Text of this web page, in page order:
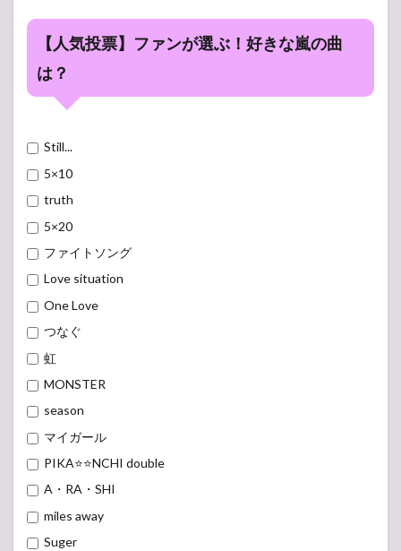
【人気投票】ファンが選ぶ！好きな嵐の曲
は？
Still...
5×10
truth
5×20
ファイトソング
Love situation
One Love
つなぐ
虹
MONSTER
season
マイガール
PIKA⭐️⭐️NCHI double
A・RA・SHI
miles away
Suger